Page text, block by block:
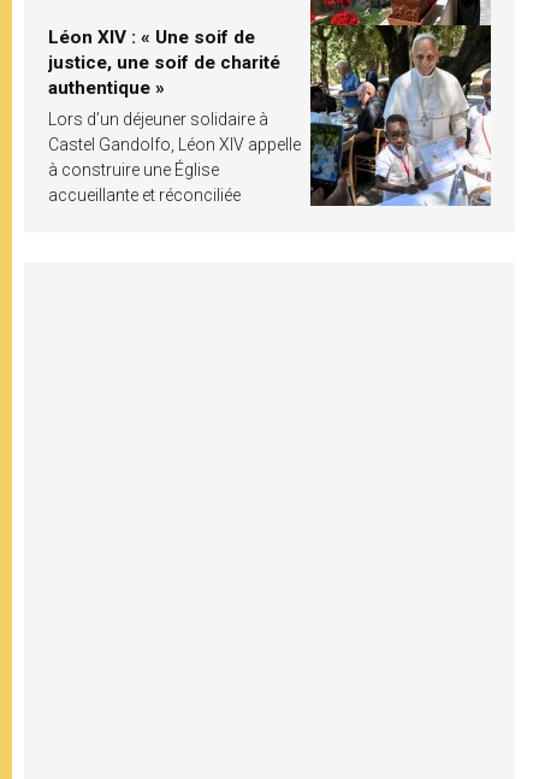
Léon XIV : « Une soif de
justice, une soif de charité
authentique »
Lors d’un déjeuner solidaire à
Castel Gandolfo, Léon XIV appelle
à construire une Église
accueillante et réconciliée